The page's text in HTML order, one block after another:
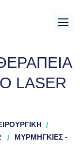
LASER
ΜΥΡΜΗΓΚΙΕΣ -